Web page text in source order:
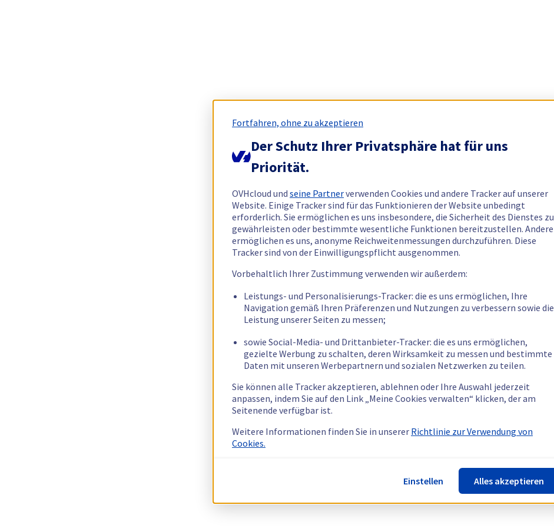
Fortfahren, ohne zu akzeptieren
Der Schutz Ihrer Privatsphäre hat für uns
Priorität.
OVHcloud und seine Partnerverwenden Cookies und andere Tracker auf unserer
Website. Einige Tracker sind für das Funktionieren der Website unbedingt
erforderlich. Sie ermöglichen es uns insbesondere, die Sicherheit des Dienstes zu
gewährleisten oder bestimmte wesentliche Funktionen bereitzustellen. Andere
ermöglichen es uns, anonyme Reichweitenmessungen durchzuführen. Diese
Tracker sind von der Einwilligungspflicht ausgenommen.
Vorbehaltlich Ihrer Zustimmung verwenden wir außerdem:
Leistungs- und Personalisierungs-Tracker: die es uns ermöglichen, Ihre
Navigation gemäß Ihren Präferenzen und Nutzungen zu verbessern sowie die
Leistung unserer Seiten zu messen;
sowie Social-Media- und Drittanbieter-Tracker: die es uns ermöglichen,
gezielte Werbung zu schalten, deren Wirksamkeit zu messen und bestimmte
Daten mit unseren Werbepartnern und sozialen Netzwerken zu teilen.
Sie können alle Tracker akzeptieren, ablehnen oder Ihre Auswahl jederzeit
anpassen, indem Sie auf den Link „Meine Cookies verwalten“ klicken, der am
Seitenende verfügbar ist.
Weitere Informationen finden Sie in unserer Richtlinie zur Verwendung von
Cookies.
Einstellen Alles akzeptieren